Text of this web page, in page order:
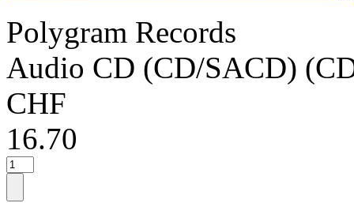
Polygram Records
Audio CD (CD/SACD)
CHF
16.70